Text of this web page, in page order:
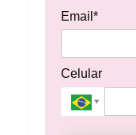
Email*
Celular